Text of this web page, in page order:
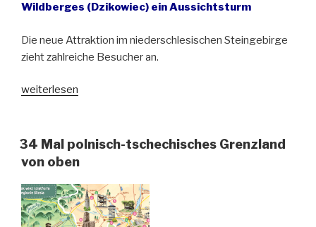
Wildberges (Dzikowiec) ein Aussichtsturm
Die neue Attraktion im niederschlesischen Steingebirge
zieht zahlreiche Besucher an.
„Neuer
von
Waldenburg
weiterlesen
34 Mal polnisch-tschechisches Grenzland
von oben